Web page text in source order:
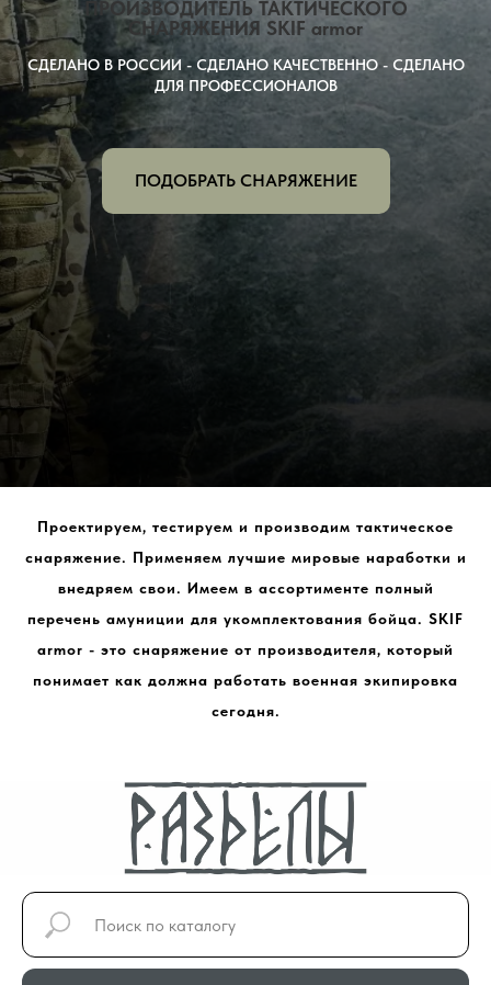
ПРОИЗВОДИТЕЛЬ ТАКТИЧЕСКОГО
СНАРЯЖЕНИЯ SKIF armor
СДЕЛАНО В РОССИИ - СДЕЛАНО КАЧЕСТВЕННО - СДЕЛАНО
ДЛЯ ПРОФЕССИОНАЛОВ
ПОДОБРАТЬ СНАРЯЖЕНИЕ
Проектируем, тестируем и производим тактическое
снаряжение. Применяем лучшие мировые наработки и
внедряем свои. Имеем в ассортименте полный
перечень амуниции для укомплектования бойца. SKIF
armor - это снаряжение от производителя, который
понимает как должна работать военная экипировка
сегодня.